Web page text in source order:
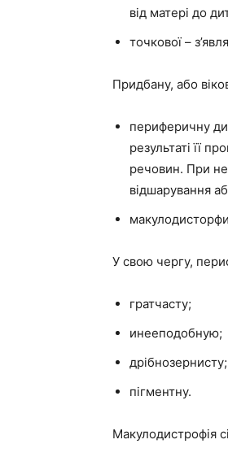
від матері до
точкової –
Придбану, або
периферичну
результаті її
речовин. При
відшарування
У свою чергу,
гратчасту;
инееподобную;
дрібнозернисту;
пігментну.
Макулодистрофія